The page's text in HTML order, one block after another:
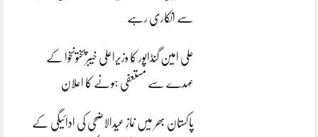
سے انکاری رہے
علی امین گنڈاپور کا وزیراعلیٰ خیبرپختونخوا کے
عہدے سے مستعفی ہونے کا اعلان
پاکستان بھر میں نمازِ عیدالاضحی کی ادائیگی کے